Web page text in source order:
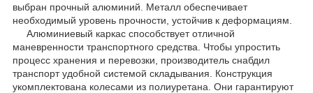
выбран прочный алюминий. Металл обеспечивает
необходимый уровень прочности, устойчив к деформациям.
Алюминиевый каркас способствует отличной
маневренности транспортного средства. Чтобы упростить
процесс хранения и перевозки, производитель снабдил
транспорт удобной системой складывания. Конструкция
укомплектована колесами из полиуретана. Они гарантируют